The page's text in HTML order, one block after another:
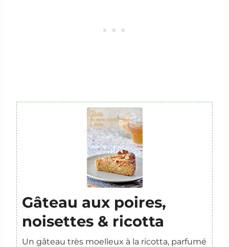
Gâteau aux poires,
noisettes & ricotta
Un gâteau très moelleux à la ricotta, parfumé